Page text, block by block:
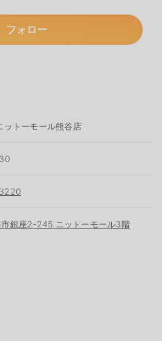
フォロー
ットーモール熊谷店
銀座2-245 ニットーモール3階